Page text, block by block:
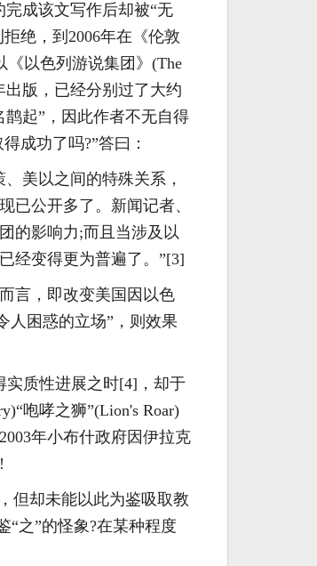
完成该文写作后却被“无
绝，到2006年在《伦敦
《以色列游说集团》(The
出版，已经分别过了大约
起”，因此作者不无自得
成功了吗?”答曰：
美以之间的特殊关系，
已公开多了。新闻记者、
的影响力;而且当涉及以
经变得更为普遍了。”[3]
言，即改变美国因以色
人困惑的立场”，则效果
实质性进展之时[4]，却于
咆哮之狮”(Lion's Roar)
年小布什政府因伊拉克
但却未能以此为鉴吸取教
“之”的怪象?在某种程度